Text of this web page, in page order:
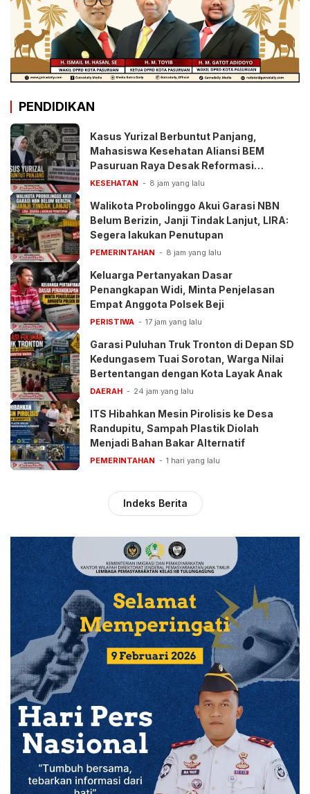
PENDIDIKAN
Kasus Yurizal Berbuntut Panjang,
Mahasiswa Kesehatan Aliansi BEM
Pasuruan Raya Desak Reformasi
Pelayanan BPJS
KESEHATAN 8 jam yang lalu
Walikota Probolinggo Akui Garasi NBN
Belum Berizin, Janji Tindak Lanjut, LIRA:
Segera lakukan Penutupan
PEMERINTAHAN 8 jam yang lalu
Keluarga Pertanyakan Dasar
Penangkapan Widi, Minta Penjelasan
Empat Anggota Polsek Beji
PERISTIWA 17 jam yang lalu
Garasi Puluhan Truk Tronton di Depan SD
Kedungasem Tuai Sorotan, Warga Nilai
Bertentangan dengan Kota Layak Anak
DAERAH 24 jam yang lalu
ITS Hibahkan Mesin Pirolisis ke Desa
Randupitu, Sampah Plastik Diolah
Menjadi Bahan Bakar Alternatif
PEMERINTAHAN 1 hari yang lalu
Indeks Berita